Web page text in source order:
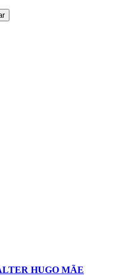
HUGO MÃE